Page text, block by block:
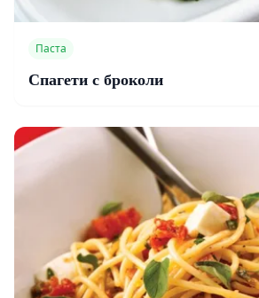
Паста
Спагети с броколи